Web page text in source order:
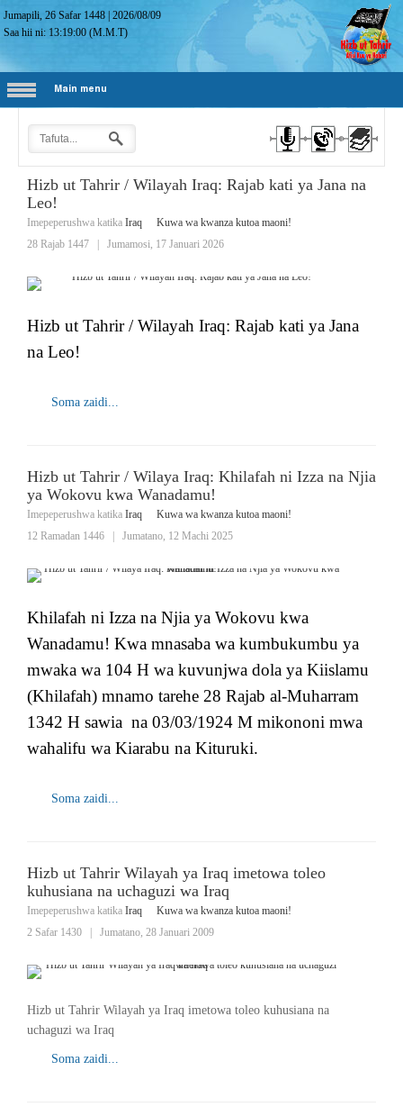
Jumapili, 26 Safar 1448 |2026/08/09
Saa hii ni: 13:19:01 (M.M.T)
Main menu
Hizb ut Tahrir / Wilayah Iraq: Rajab kati ya Jana na
Leo!
Imepeperushwa katika Iraq
Kuwa wa kwanza kutoa maoni!
28 Rajab 1447
Jumamosi, 17 Januari 2026
Hizb ut Tahrir / Wilayah Iraq: Rajab kati ya Jana
na Leo!
Soma zaidi...
Hizb ut Tahrir / Wilaya Iraq: Khilafah ni Izza na Njia
ya Wokovu kwa Wanadamu!
Imepeperushwa katika Iraq
Kuwa wa kwanza kutoa maoni!
12 Ramadan 1446
Jumatano, 12 Machi 2025
Khilafah ni Izza na Njia ya Wokovu kwa
Wanadamu! Kwa mnasaba wa kumbukumbu ya
mwaka wa 104 H wa kuvunjwa dola ya Kiislamu
(Khilafah) mnamo tarehe 28 Rajab al-Muharram
1342 H sawia na 03/03/1924 M mikononi mwa
wahalifu wa Kiarabu na Kituruki.
Soma zaidi...
Hizb ut Tahrir Wilayah ya Iraq imetowa toleo
kuhusiana na uchaguzi wa Iraq
Imepeperushwa katika Iraq
Kuwa wa kwanza kutoa maoni!
2 Safar 1430
Jumatano, 28 Januari 2009
Hizb ut Tahrir Wilayah ya Iraq imetowa toleo kuhusiana na
uchaguzi wa Iraq
Soma zaidi...